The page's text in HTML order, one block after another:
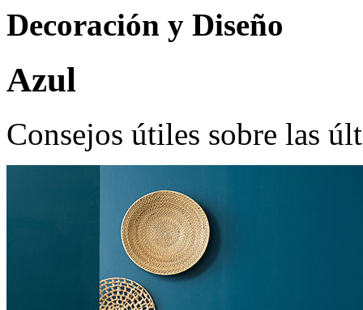
Decoración y Diseño
Azul
Consejos útiles sobre las